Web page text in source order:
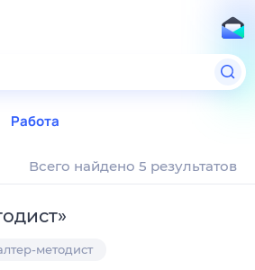
Работа
Всего найдено 5 результатов
»
методист